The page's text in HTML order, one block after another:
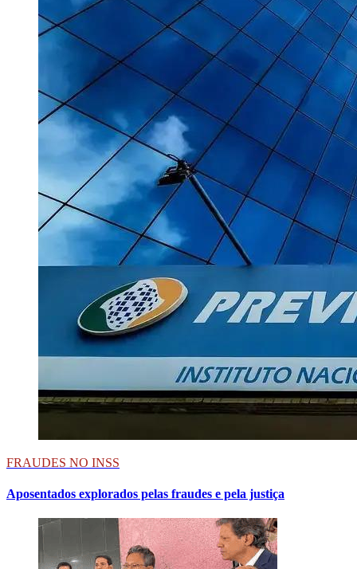
FRAUDES NO INSS
Aposentados explorados pelas fraudes e pela justiça